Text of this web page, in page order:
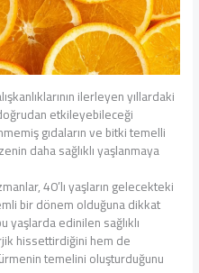
ilerleyen yıllardaki
etkileyebileceği
gıdaların ve bitki temelli
daha sağlıklı yaşlanmaya
40’lı yaşların gelecekteki
bir dönem olduğuna dikkat
yaşlarda edinilen sağlıklı
hissettirdiğini hem de
temelini oluşturduğunu